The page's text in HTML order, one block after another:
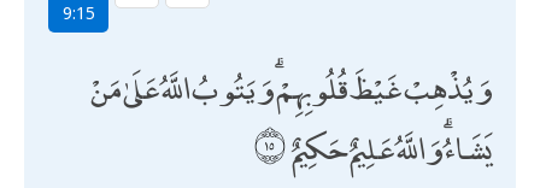
9:15
وَيُذْهِبْ غَيْظَ قُلُوبِهِمْ ۗ وَيَتُوبُ اللَّهُ عَلَىٰ مَنْ
يَشَاءُ ۗ وَاللَّهُ عَلِيمٌ حَكِيمٌ